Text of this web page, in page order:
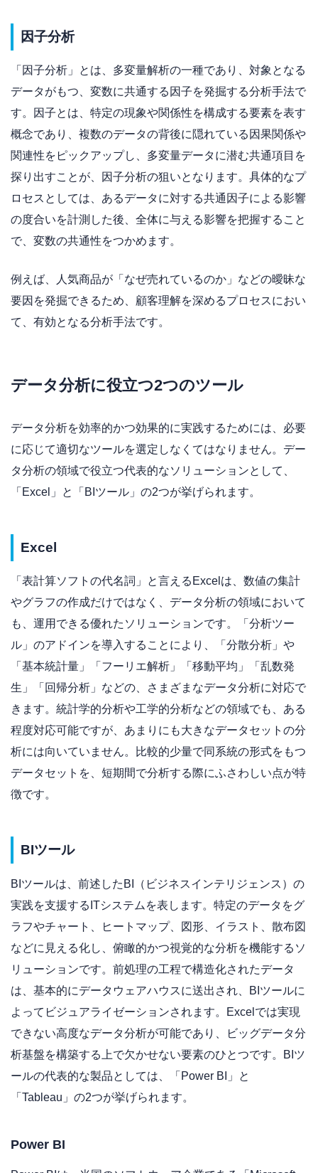
因子分析
「因子分析」とは、多変量解析の一種であり、対象となる
データがもつ、変数に共通する因子を発掘する分析手法で
す。因子とは、特定の現象や関係性を構成する要素を表す
概念であり、複数のデータの背後に隠れている因果関係や
関連性をピックアップし、多変量データに潜む共通項目を
探り出すことが、因子分析の狙いとなります。具体的なプ
ロセスとしては、あるデータに対する共通因子による影響
の度合いを計測した後、全体に与える影響を把握すること
で、変数の共通性をつかめます。
例えば、人気商品が「なぜ売れているのか」などの曖昧な
要因を発掘できるため、顧客理解を深めるプロセスにおい
て、有効となる分析手法です。
データ分析に役立つ2つのツール
データ分析を効率的かつ効果的に実践するためには、必要
に応じて適切なツールを選定しなくてはなりません。デー
タ分析の領域で役立つ代表的なソリューションとして、
「Excel」と「BIツール」の2つが挙げられます。
Excel
「表計算ソフトの代名詞」と言えるExcelは、数値の集計
やグラフの作成だけではなく、データ分析の領域において
も、運用できる優れたソリューションです。「分析ツー
ル」のアドインを導入することにより、「分散分析」や
「基本統計量」「フーリエ解析」「移動平均」「乱数発
生」「回帰分析」などの、さまざまなデータ分析に対応で
きます。統計学的分析や工学的分析などの領域でも、ある
程度対応可能ですが、あまりにも大きなデータセットの分
析には向いていません。比較的少量で同系統の形式をもつ
データセットを、短期間で分析する際にふさわしい点が特
徴です。
BIツール
BIツールは、前述したBI（ビジネスインテリジェンス）の
実践を支援するITシステムを表します。特定のデータをグ
ラフやチャート、ヒートマップ、図形、イラスト、散布図
などに見える化し、俯瞰的かつ視覚的な分析を機能するソ
リューションです。前処理の工程で構造化されたデータ
は、基本的にデータウェアハウスに送出され、BIツールに
よってビジュアライゼーションされます。Excelでは実現
できない高度なデータ分析が可能であり、ビッグデータ分
析基盤を構築する上で欠かせない要素のひとつです。BIツ
ールの代表的な製品としては、「Power BI」と
「Tableau」の2つが挙げられます。
Power BI